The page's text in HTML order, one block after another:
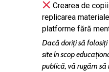
Crearea de
replicarea
platforme fără
Dacă doriți să
site în scop
publică, vă rugăm